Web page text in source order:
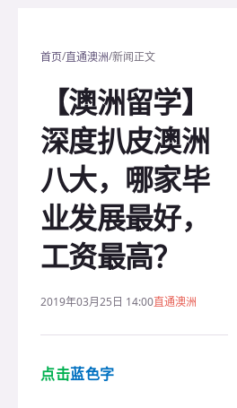
首页/直通澳洲/新闻正文
【澳洲留学】
深度扒皮澳洲
八大，哪家毕
业发展最好，
工资最高？
2019年03月25日 14:00直通澳洲
点击蓝色字